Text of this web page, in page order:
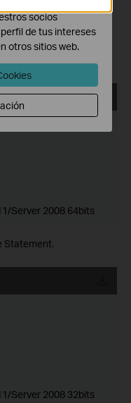
settings on VIGI
Server 2008 64bits
Statement.
Server 2008 32bits
socios
de tus intereses
otros sitios web.